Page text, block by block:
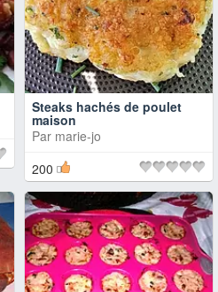
Steaks hachés de poulet
maison
Par marie-jo
200